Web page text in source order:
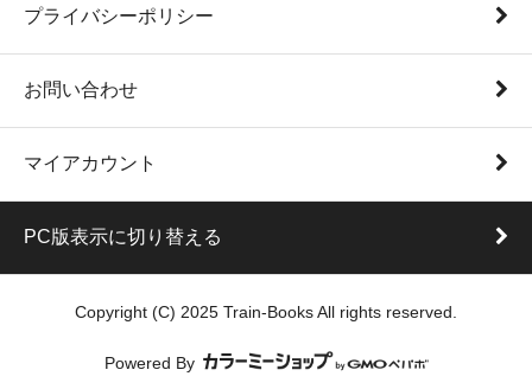
プライバシーポリシー
お問い合わせ
マイアカウント
PC版表示に切り替える
Copyright (C) 2025 Train-Books All rights reserved.
Powered By